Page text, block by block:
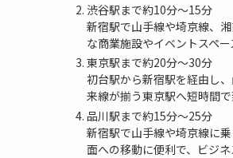
渋谷駅まで約10分～15分
新宿駅で山手線や埼京線、
な商業施設やイベントスペ
東京駅まで約20分～30分
初台駅から新宿駅を経由し
来線が揃う東京駅へ短時間
品川駅まで約15分～25分
新宿駅で山手線や埼京線に
面への移動に便利で、ビジ